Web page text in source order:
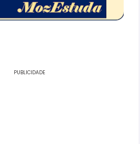
PUBLICIDADE